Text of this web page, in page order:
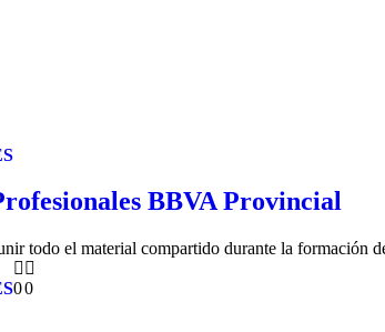
BBVA Provincial
todo el material compartido durante la
00